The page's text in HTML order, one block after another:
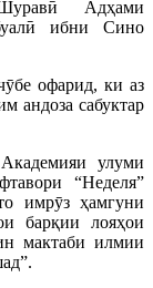
Адҳами
ибни Сино
офарид, ки аз
андоза сабуктар
улуми
“Неделя”
имрӯз ҳамгуни
барқии лояҳои
мактаби илмии